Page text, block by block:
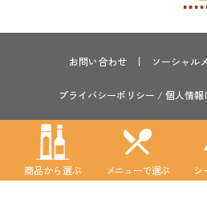
商品から選ぶ メニューで選ぶ シ
お問い合わせ ソーシャル
プライバシーポリシー / 個人情報
サイトマップ サステナビリ